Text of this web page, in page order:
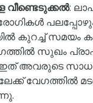
വീണ്ടെടുക്കൽ:
കുറച്ച് സമയം
സുഖം
അവരുടെ
വേഗത്തിൽ